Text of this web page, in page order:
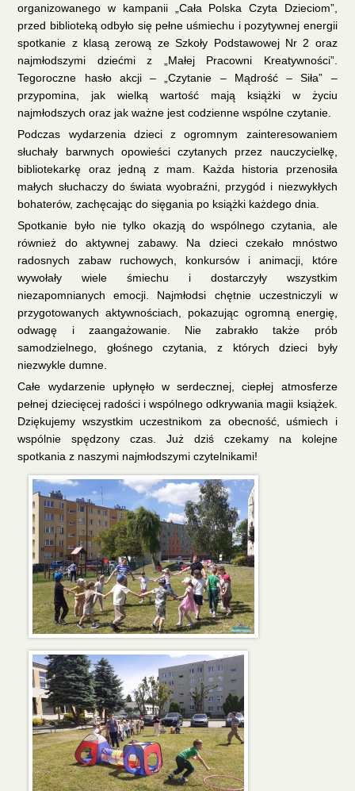
organizowanego w kampanii „Cała Polska Czyta Dzieciom”,
przed biblioteką odbyło się pełne uśmiechu i pozytywnej energii
spotkanie z klasą zerową ze Szkoły Podstawowej Nr 2 oraz
najmłodszymi dziećmi z „Małej Pracowni Kreatywności”.
Tegoroczne hasło akcji – „Czytanie – Mądrość – Siła” –
przypomina, jak wielką wartość mają książki w życiu
najmłodszych oraz jak ważne jest codzienne wspólne czytanie.
Podczas wydarzenia dzieci z ogromnym zainteresowaniem
słuchały barwnych opowieści czytanych przez nauczycielkę,
bibliotekarkę oraz jedną z mam. Każda historia przenosiła
małych słuchaczy do świata wyobraźni, przygód i niezwykłych
bohaterów, zachęcając do sięgania po książki każdego dnia.
Spotkanie było nie tylko okazją do wspólnego czytania, ale
również do aktywnej zabawy. Na dzieci czekało mnóstwo
radosnych zabaw ruchowych, konkursów i animacji, które
wywołały wiele śmiechu i dostarczyły wszystkim
niezapomnianych emocji. Najmłodsi chętnie uczestniczyli w
przygotowanych aktywnościach, pokazując ogromną energię,
odwagę i zaangażowanie. Nie zabrakło także prób
samodzielnego, głośnego czytania, z których dzieci były
niezwykle dumne.
Całe wydarzenie upłynęło w serdecznej, ciepłej atmosferze
pełnej dziecięcej radości i wspólnego odkrywania magii książek.
Dziękujemy wszystkim uczestnikom za obecność, uśmiech i
wspólnie spędzony czas. Już dziś czekamy na kolejne
spotkania z naszymi najmłodszymi czytelnikami!